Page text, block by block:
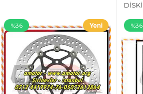
%36
DİSKİ
%36